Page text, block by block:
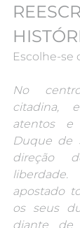
Escolhe-se
No
citadina,
atentos e
Duque de
direção
apostado
os seus
diante de